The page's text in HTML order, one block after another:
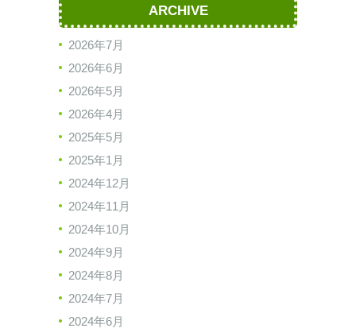
ARCHIVE
2026年7月
2026年6月
2026年5月
2026年4月
2025年5月
2025年1月
2024年12月
2024年11月
2024年10月
2024年9月
2024年8月
2024年7月
2024年6月